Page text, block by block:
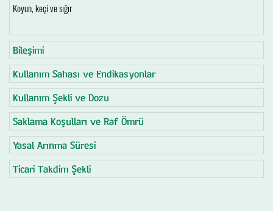
Koyun, keçi ve sığır
Bileşimi
Kullanım Sahası ve Endikasyonlar
Kullanım Şekli ve Dozu
Saklama Koşulları ve Raf Ömrü
Yasal Arınma Süresi
Ticari Takdim Şekli